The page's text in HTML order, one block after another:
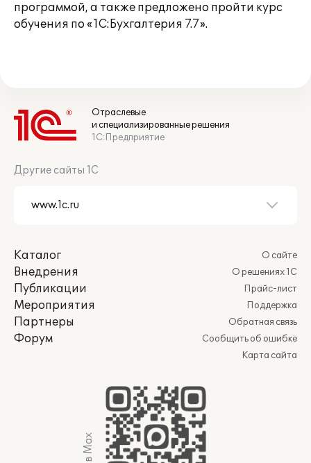
программой, а также предложено пройти курс
обучения по «1С:Бухгалтерия 7.7».
Отраслевые
и специализированные решения
1С:Предприятие
Другие сайты 1С
Каталог
Внедрения
Публикации
Мероприятия
Партнеры
Форум
О сайте
О решениях 1С
Прайс-лист
Поддержка
Обратная связь
Сообщить об ошибке
Карта сайта